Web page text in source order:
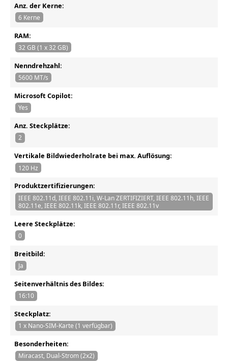
Anz. der Kerne:
6 Kerne
RAM:
32 GB (1 x 32 GB)
Nenndrehzahl:
5600 MT/s
Microsoft Copilot:
Yes
Anz. Steckplätze:
2
Vertikale Bildwiederholrate bei max. Auflösung:
120 Hz
Produktzertifizierungen:
IEEE 802.11d, IEEE 802.11i, W-Lan ZERTIFIZIERT, IEEE 802.11h, IEEE
802.11e, IEEE 802.11k, IEEE 802.11r, IEEE 802.11v
Leere Steckplätze:
0
Breitbild:
Ja
Seitenverhältnis des Bildes:
16:10
Steckplatz:
1 x Nano-SIM-Karte (1 verfügbar)
Besonderheiten:
Miracast, Dual-Strom (2x2)